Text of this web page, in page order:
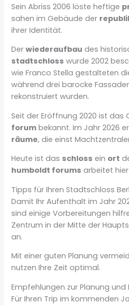
Sein Abriss 2006 löste heftige
sahen im Gebäude der
ihrer Identität.
Derwiederaufbau des
stadtschloss wurde 2002
wie Franco Stella gestalteten
während drei barocke
rekonstruiert wurden.
Seit der Eröffnung 2020 ist das
forum bekannt. Im Jahr 2026
räume, die einst
Heute ist das schloss ein ort
humboldt forums arbeitet
Tipps für Ihren Stadtschloss
Damit Ihr Aufenthalt im Jahr
sind einige Vorbereitungen
Zentrum in der Mitte der
an.
Mit einer guten Planung
nutzen Ihre Zeit optimal.
Empfehlungen zur Planung und
Für Ihren Trip im kommenden